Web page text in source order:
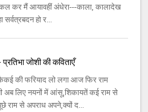
कर मैं आयावहीं अंधेरा---काला, कालादेख
हो र...
प्रतिभा जोशी की कविताएँ
की फरियाद लो लगा आज फिर राम
अब लिए नयनों में आंसू,शिकायतें कई राम से
राम से अपराध अपने,क्यों द...